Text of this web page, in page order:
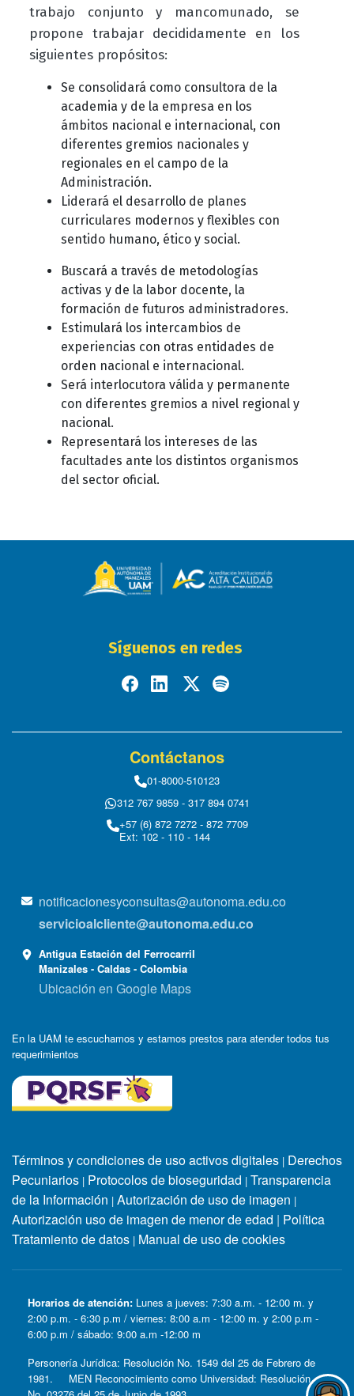
trabajo conjunto y mancomunado, se
propone trabajar decididamente en los
siguientes propósitos:
Se consolidará como consultora de la
academia y de la empresa en los
ámbitos nacional e internacional, con
diferentes gremios nacionales y
regionales en el campo de la
Administración.
Liderará el desarrollo de planes
curriculares modernos y flexibles con
sentido humano, ético y social.
Buscará a través de metodologías
activas y de la labor docente, la
formación de futuros administradores.
Estimulará los intercambios de
experiencias con otras entidades de
orden nacional e internacional.
Será interlocutora válida y permanente
con diferentes gremios a nivel regional y
nacional.
Representará los intereses de las
facultades ante los distintos organismos
del sector oficial.
Síguenos en redes
Contáctanos
01-8000-510123
312 767 9859 - 317 894 0741
+57 (6) 872 7272 - 872 7709
Ext: 102 - 110 - 144
notificacionesyconsultas@autonoma.edu.co
servicioalcliente@autonoma.edu.co
Antigua Estación del Ferrocarril
Manizales - Caldas - Colombia
Ubicación en Google Maps
En la UAM te escuchamos y estamos prestos para atender todos tus
requerimientos
Términos y condiciones de uso activos digitales | Derechos
Pecuniarios | Protocolos de bioseguridad | Transparencia
de la Información | Autorización de uso de imagen |
Autorización uso de imagen de menor de edad | Política
Tratamiento de datos | Manual de uso de cookies
Horarios de atención: Lunes a jueves: 7:30 a.m. - 12:00 m. y
2:00 p.m. - 6:30 p.m / viernes: 8:00 a.m - 12:00 m. y 2:00 p.m -
6:00 p.m / sábado: 9:00 a.m -12:00 m
Personería Jurídica: Resolución No. 1549 del 25 de Febrero de
1981. MEN Reconocimiento como Universidad: Resolución